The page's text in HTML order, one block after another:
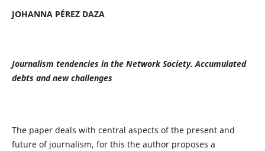
JOHANNA PÉREZ DAZA
Journalism tendencies in the Network Society. Accumulated
debts and new challenges
The paper deals with central aspects of the present and
future of journalism, for this the author proposes a